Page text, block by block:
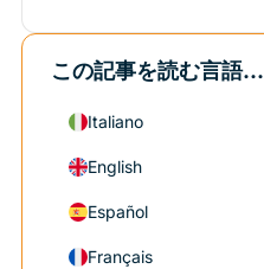
この記事を読む言語...
Italiano
English
Español
Français